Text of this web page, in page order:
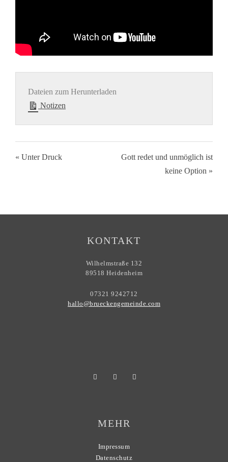
Dateien zum Herunterladen
Notizen
« Unter Druck
Gott redet und unmöglich ist
keine Option »
KONTAKT
Wilhelmstraße 132
89518 Heidenheim
07321 9242712
hallo@brueckengemeinde.com
MEHR
Impressum
Datenschutz